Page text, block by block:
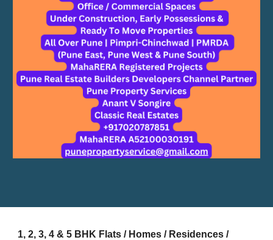
1, 2, 3, 4 & 5 BHK Flats / Homes / Residences /